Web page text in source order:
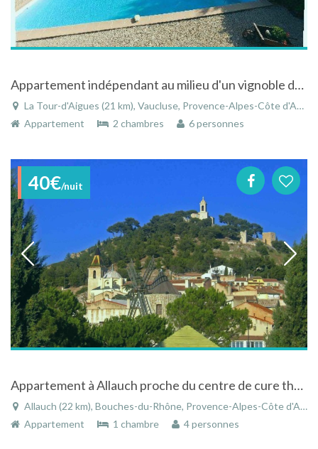
Appartement indépendant au milieu d'un vignoble dans le Parc du Luberon près d'Aix en Provence
La Tour-d'Aigues (21 km), Vaucluse, Provence-Alpes-Côte d'Azur, France
Appartement
2 chambres 6 personnes
40€/nuit
Appartement à Allauch proche du centre de cure thermal de Camons les bains
Allauch (22 km), Bouches-du-Rhône, Provence-Alpes-Côte d'Azur, France
Appartement
1 chambre 4 personnes